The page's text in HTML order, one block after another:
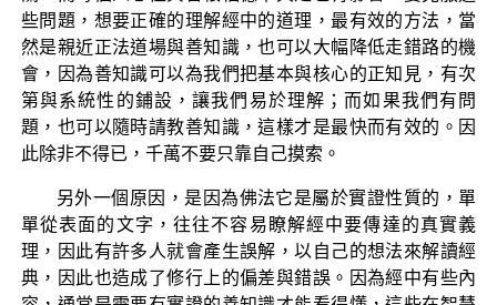
些問題，想要正確的理解經中的道理，最有效的方法，當
然是親近正法道場與善知識，也可以大幅降低走錯路的機
會，因為善知識可以為我們把基本與核心的正知見，有次
第與系統性的鋪設，讓我們易於理解；而如果我們有問
題，也可以隨時請教善知識，這樣才是最快而有效的。因
此除非不得已，千萬不要只靠自己摸索。
另外一個原因，是因為佛法它是屬於實證性質的，單
單從表面的文字，往往不容易瞭解經中要傳達的真實義
理，因此有許多人就會產生誤解，以自己的想法來解讀經
典，因此也造成了修行上的偏差與錯誤。因為經中有些內